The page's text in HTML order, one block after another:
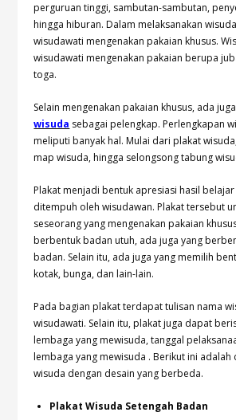
perguruan tinggi, sambutan-sambutan,
hingga hiburan. Dalam melaksanakan
wisudawati mengenakan pakaian khusus.
wisudawati mengenakan pakaian berupa
toga.
Selain mengenakan pakaian khusus, ada juga
wisuda sebagai pelengkap. Perlengkapan
meliputi banyak hal. Mulai dari plakat
map wisuda, hingga selongsong tabung
Plakat menjadi bentuk apresiasi hasil
ditempuh oleh wisudawan. Plakat tersebut
seseorang yang mengenakan pakaian
berbentuk badan utuh, ada juga yang
badan. Selain itu, ada juga yang memilih
kotak, bunga, dan lain-lain.
Pada bagian plakat terdapat tulisan nama
wisudawati. Selain itu, plakat juga dapat
lembaga yang mewisuda, tanggal
lembaga yang mewisuda . Berikut ini
wisuda dengan desain yang berbeda.
Plakat Wisuda Setengah Badan